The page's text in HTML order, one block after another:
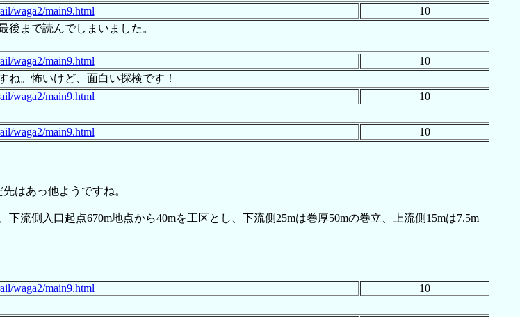
waga2/main9.html
10
まで読んでしまいました。
waga2/main9.html
10
。怖いけど、面白い探検です！
waga2/main9.html
10
waga2/main9.html
10
はあっ他ようですね。
流側入口起点670m地点から40mを工区とし、下流側25mは巻厚50mの巻立、上流側15mは7.5m
waga2/main9.html
10